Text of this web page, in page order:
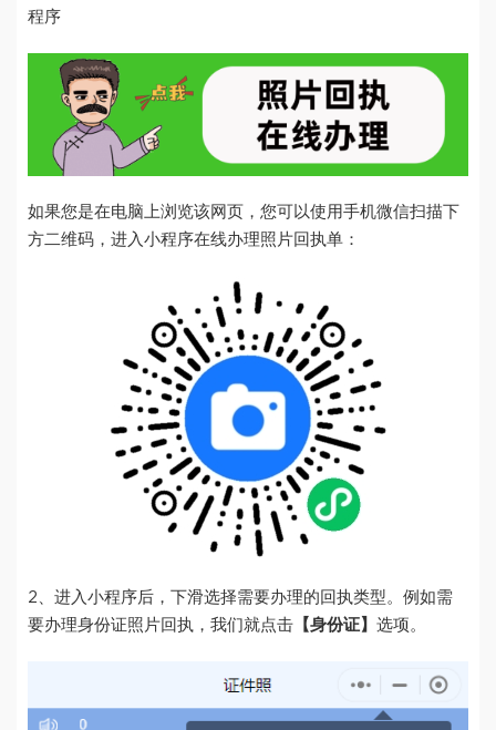
程序
如果您是在电脑上浏览该网页，您可以使用手机微信扫描下
方二维码，进入小程序在线办理照片回执单：
2、进入小程序后，下滑选择需要办理的回执类型。例如需
要办理身份证照片回执，我们就点击 【身份证】 选项。